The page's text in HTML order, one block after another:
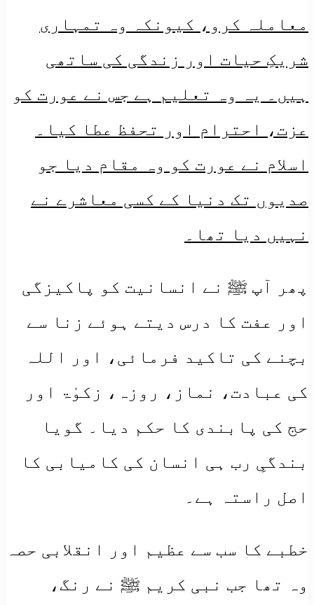
معاملہ کرو، کیونکہ وہ تمہاری
شریکِ حیات اور زندگی کی ساتھی
ہیں۔ یہ وہ تعلیم ہے جس نے عورت کو
عزت، احترام اور تحفظ عطا کیا۔
اسلام نے عورت کو وہ مقام دیا جو
صدیوں تک دنیا کے کسی معاشرے نے
نہیں دیا تھا۔
پھر آپ ﷺ نے انسانیت کو پاکیزگی
اور عفت کا درس دیتے ہوئے زنا سے
بچنے کی تاکید فرمائی، اور اللہ
کی عبادت، نماز، روزہ، زکوٰۃ اور
حج کی پابندی کا حکم دیا۔ گویا
بندگیِ رب ہی انسان کی کامیابی کا
اصل راستہ ہے۔
خطبے کا سب سے عظیم اور انقلابی حصہ
وہ تھا جب نبی کریم ﷺ نے رنگ،